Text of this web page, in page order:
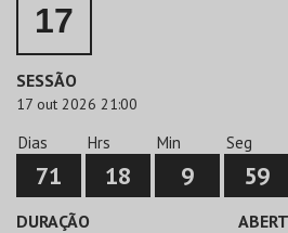
17
SESSÃO
17 out 2026 21:00
Dias
71
Hrs
18
Min
9
Seg
59
DURAÇÃO